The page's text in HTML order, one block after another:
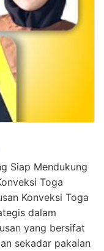
Siap Mendukung
Toga
Konveksi Toga
dalam
yang bersifat
sekadar pakaian